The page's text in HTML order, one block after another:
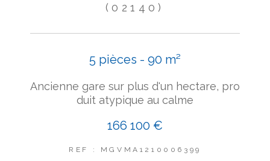
(02140)
5 pièces - 90 m²
Ancienne gare sur plus d'un hectare, pro
duit atypique au calme
166 100 €
REF : MGVMA1210006399